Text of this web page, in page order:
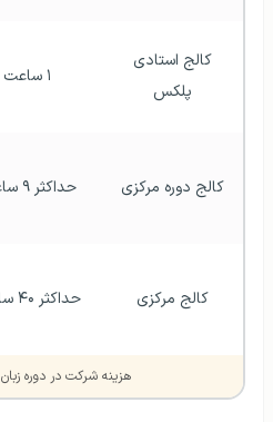
پلکس
۱ ساعت
کالج دوره مرکزی حداکثر ۹ ساعت
کالج مرکزی حداکثر ۴۰ ساعت
هزینه شرکت در دوره